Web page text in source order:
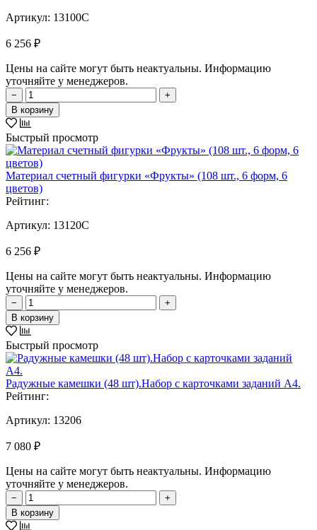
Артикул: 13100C
6 256 ₽
Цены на сайте могут быть неактуальны. Информацию
уточняйте у менеджеров.
−
+
В корзину
Быстрый просмотр
Материал счетный фигурки «Фрукты» (108 шт., 6 форм, 6
цветов)
Рейтинг:
Артикул: 13120C
6 256 ₽
Цены на сайте могут быть неактуальны. Информацию
уточняйте у менеджеров.
−
+
В корзину
Быстрый просмотр
Радужные камешки (48 шт).Набор с карточками заданий A4.
Рейтинг:
Артикул: 13206
7 080 ₽
Цены на сайте могут быть неактуальны. Информацию
уточняйте у менеджеров.
−
+
В корзину